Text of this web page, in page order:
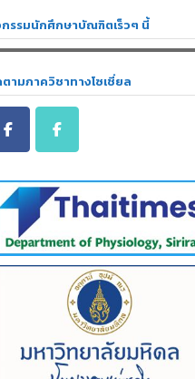
รรมนักศึกษาบัณฑิตเร็วๆ นี้
ามภาควิชาทางโซเชี่ยล